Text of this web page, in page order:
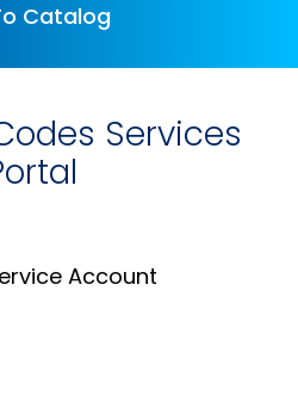
Catalog
Services
Account